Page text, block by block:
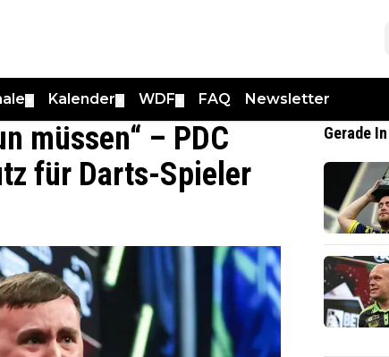
Kalender WDF FAQ Newsletter
müssen“ – PDC
für Darts-Spieler
Gerade In